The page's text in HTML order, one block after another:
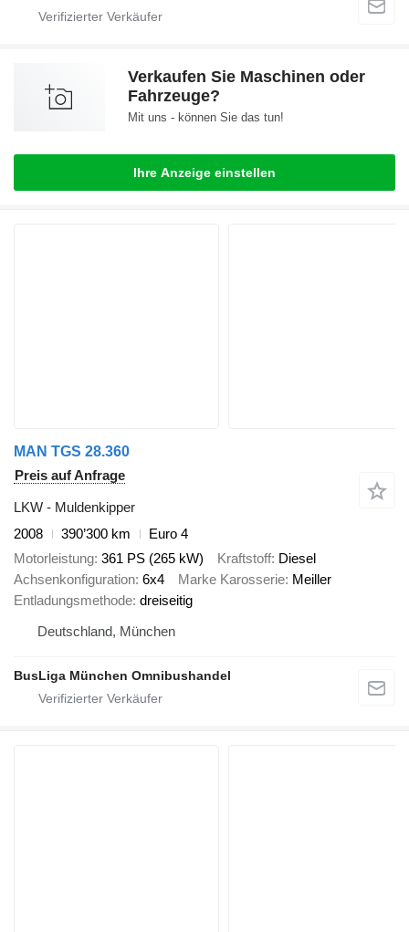
Verkaufen Sie Maschinen oder
Fahrzeuge?
Mit uns - können Sie das tun!
Ihre Anzeige einstellen
MAN TGS 28.360
Preis auf Anfrage
LKW - Muldenkipper
2008
390’300 km
Euro 4
Motorleistung 361 PS (265 kW) Kraftstoff Diesel
Achsenkonfiguration 6x4 Marke Karosserie Meiller
Entladungsmethode dreiseitig
Deutschland, München
BusLiga München Omnibushandel